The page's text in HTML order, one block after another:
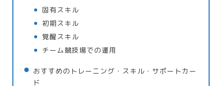
固有スキル
初期スキル
覚醒スキル
チーム競技場での運用
おすすめのトレーニング・スキル・サポートカー
ド